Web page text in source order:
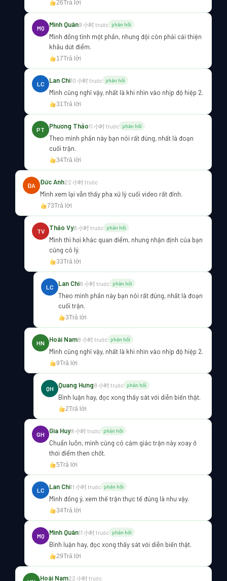
26Trả lời
MQ Minh Quân9 小时 trước phản hồi
Mình đồng tình một phần, nhưng đội còn phải cải thiện
khâu dứt điểm.
17Trả lời
LC Lan Chi10 小时 trước phản hồi
Mình cũng nghĩ vậy, nhất là khi nhìn vào nhịp độ hiệp 2.
31Trả lời
PT Phương Thảo11 小时 trước phản hồi
Theo mình phần này bạn nói rất đúng, nhất là đoạn
cuối trận.
34Trả lời
ĐA Đức Anh22 小时 trước
Mình xem lại vẫn thấy pha xử lý cuối video rất đỉnh.
73Trả lời
TV Thảo Vy8 小时 trước phản hồi
Mình thì hơi khác quan điểm, nhưng nhận định của bạn
cũng có lý.
33Trả lời
LC Lan Chi8 小时 trước phản hồi
Theo mình phần này bạn nói rất đúng, nhất là đoạn
cuối trận.
3Trả lời
HN Hoài Nam8 小时 trước phản hồi
Mình cũng nghĩ vậy, nhất là khi nhìn vào nhịp độ hiệp 2.
9Trả lời
QH Quang Hưng8 小时 trước phản hồi
Bình luận hay, đọc xong thấy sát với diễn biến thật.
2Trả lời
GH Gia Huy9 小时 trước phản hồi
Chuẩn luôn, mình cũng có cảm giác trận này xoay ở
thời điểm then chốt.
5Trả lời
LC Lan Chi11 小时 trước phản hồi
Mình đồng ý, xem thế trận thực tế đúng là như vậy.
34Trả lời
MQ Minh Quân11 小时 trước phản hồi
Bình luận hay, đọc xong thấy sát với diễn biến thật.
29Trả lời
Hoài Nam22 小时 trước